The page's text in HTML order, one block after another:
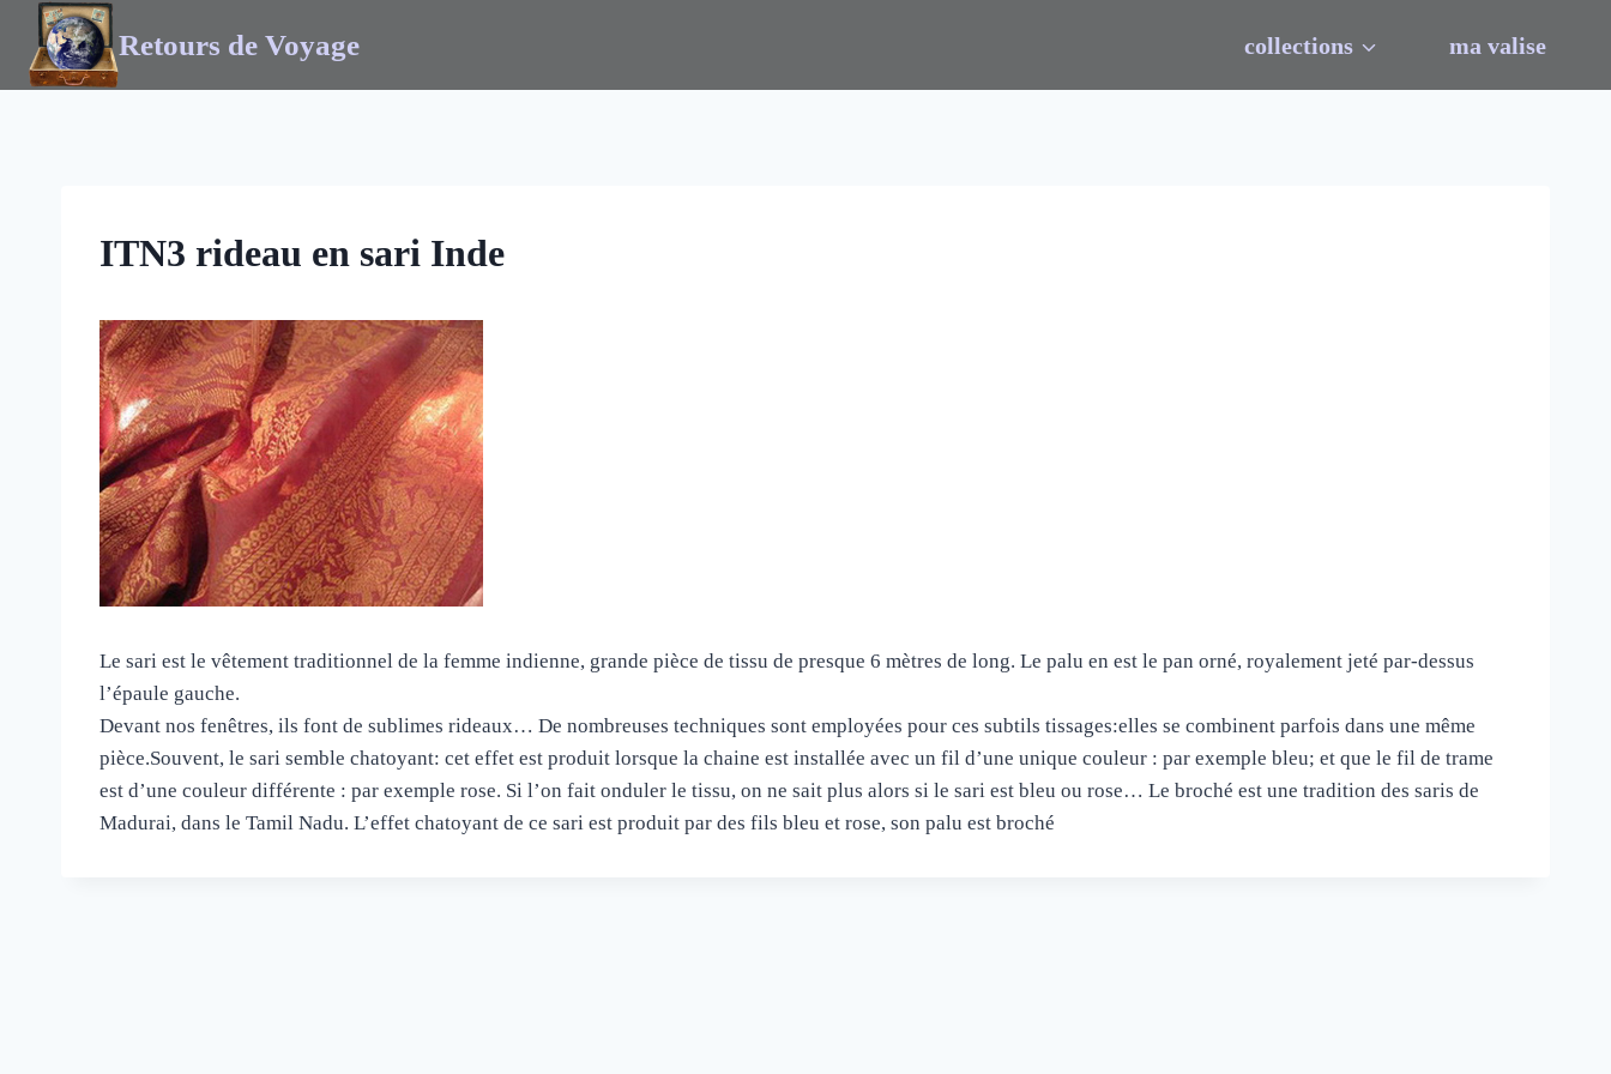
Retours de Voyage collections ma valise
ITN3 rideau en sari Inde
Le sari est le vêtement traditionnel de la femme indienne, grande pièce de tissu de presque 6 mètres de long. Le palu en est le pan orné, royalement jeté par-dessus
l’épaule gauche.
Devant nos fenêtres, ils font de sublimes rideaux… De nombreuses techniques sont employées pour ces subtils tissages:elles se combinent parfois dans une même
pièce.Souvent, le sari semble chatoyant: cet effet est produit lorsque la chaine est installée avec un fil d’une unique couleur : par exemple bleu; et que le fil de trame
est d’une couleur différente : par exemple rose. Si l’on fait onduler le tissu, on ne sait plus alors si le sari est bleu ou rose… Le broché est une tradition des saris de
Madurai, dans le Tamil Nadu. L’effet chatoyant de ce sari est produit par des fils bleu et rose, son palu est broché